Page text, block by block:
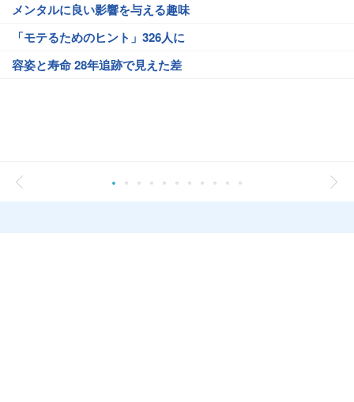
メンタルに良い影響を与える趣味
「モテるためのヒント」326人に
容姿と寿命 28年追跡で見えた差